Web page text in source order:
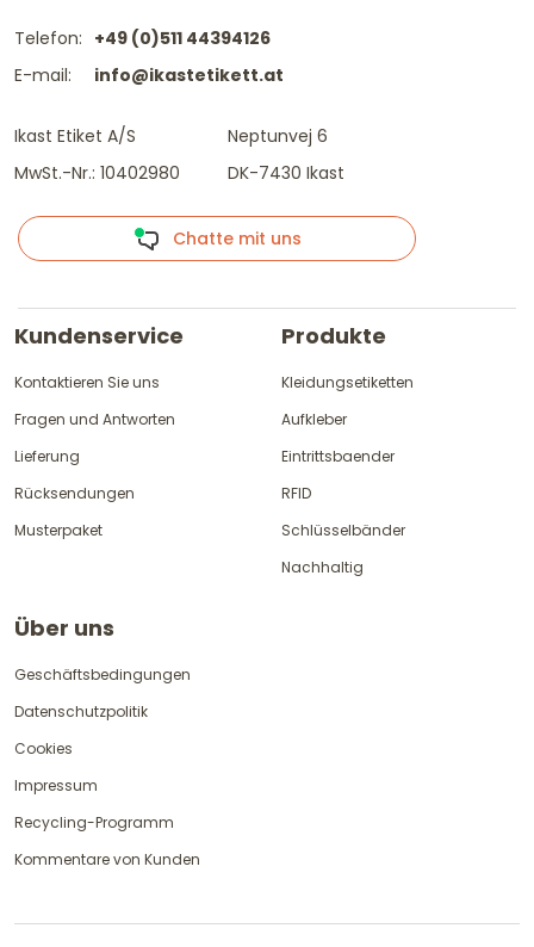
Telefon:
E-mail:
+49 (0)511 44394126
info@ikastetikett.at
Ikast Etiket A/S
MwSt.-Nr.: 10402980
Neptunvej 6
DK-7430 Ikast
Chatte mit uns
Kundenservice
Kontaktieren Sie uns
Fragen und Antworten
Lieferung
Rücksendungen
Musterpaket
Produkte
Kleidungsetiketten
Aufkleber
Eintrittsbaender
RFID
Schlüsselbänder
Nachhaltig
Über uns
Geschäftsbedingungen
Datenschutzpolitik
Cookies
Impressum
Recycling-Programm
Kommentare von Kunden